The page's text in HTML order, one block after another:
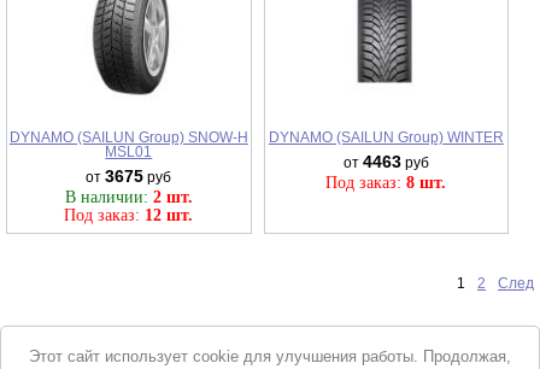
DYNAMO (SAILUN Group) SNOW-H
MSL01
от3675 руб
В наличии: 2 шт.
Под заказ: 12 шт.
DYNAMO (SAILUN Group) WINTER
от 4463руб
Под заказ:8 шт.
1 2 След
Уведомление
Этот сайт использует cookie для улучшения работы. Продолжая,